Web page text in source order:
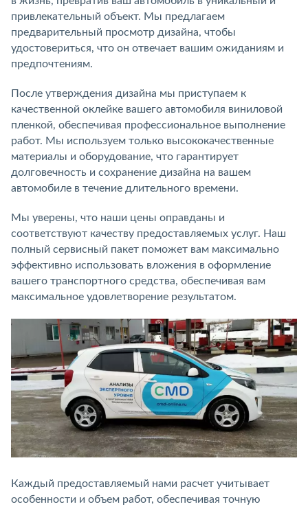
привлекательный объект. Мы предлагаем
предварительный просмотр дизайна, чтобы
удостовериться, что он отвечает вашим ожиданиям и
предпочтениям.
После утверждения дизайна мы приступаем к
качественной оклейке вашего автомобиля виниловой
пленкой, обеспечивая профессиональное выполнение
работ. Мы используем только высококачественные
материалы и оборудование, что гарантирует
долговечность и сохранение дизайна на вашем
автомобиле в течение длительного времени.
Мы уверены, что наши цены оправданы и
соответствуют качеству предоставляемых услуг. Наш
полный сервисный пакет поможет вам максимально
эффективно использовать вложения в оформление
вашего транспортного средства, обеспечивая вам
максимальное удовлетворение результатом.
Каждый предоставляемый нами расчет учитывает
особенности и объем работ, обеспечивая точную